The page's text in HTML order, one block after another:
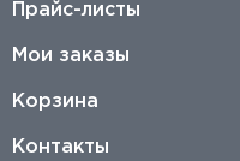
Прайс-листы
Мои заказы
Корзина
Контакты